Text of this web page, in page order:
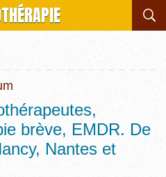
brève, EMDR. De
Nantes et